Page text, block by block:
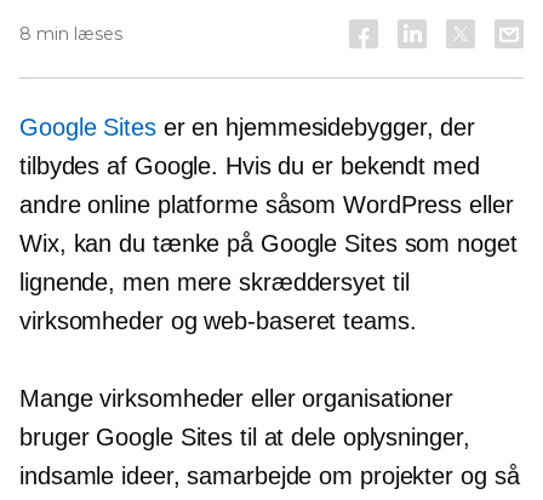
8 min læses
Google Siteser en hjemmesidebygger, der
tilbydes af Google. Hvis du er bekendt med
andre online platforme såsom WordPress eller
Wix, kan du tænke på Google Sites som noget
lignende, men mere skræddersyet til
virksomheder ogweb-baseret teams.
Mange virksomheder eller organisationer
bruger Google Sites til at dele oplysninger,
indsamle ideer, samarbejde om projekter og så